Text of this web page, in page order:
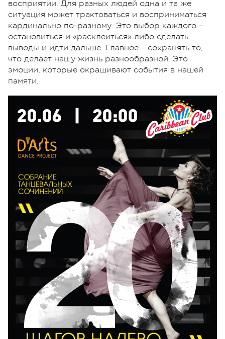
восприятии. Для разных людей одна и та же
ситуация может трактоваться и восприниматься
кардинально по-разному. Это выбор каждого –
остановиться и «расклеиться» либо сделать
выводы и идти дальше. Главное – сохранять то,
что делает нашу жизнь разнообразной. Это
эмоции, которые окрашивают события в нашей
памяти.